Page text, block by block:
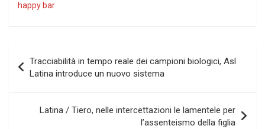
happy bar
articoli
Tracciabilità in tempo reale dei campioni biologici, Asl
Latina introduce un nuovo sistema
Latina / Tiero, nelle intercettazioni le lamentele per
l’assenteismo della figlia